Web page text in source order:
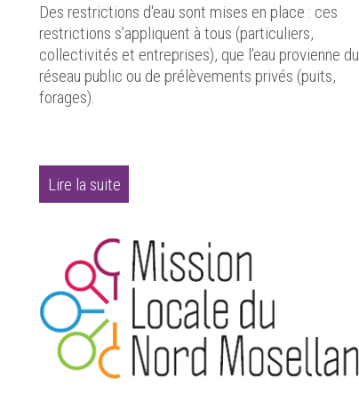
Des restrictions d'eau sont mises en place : ces
restrictions s’appliquent à tous (particuliers,
collectivités et entreprises), que l’eau provienne du
réseau public ou de prélèvements privés (puits,
forages).
Lire la suite